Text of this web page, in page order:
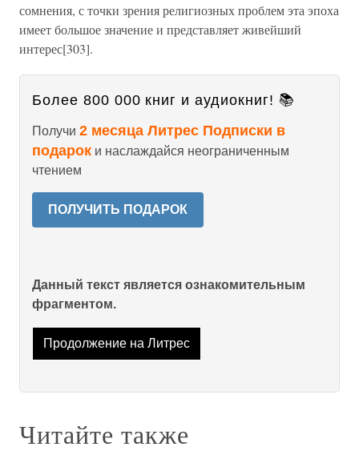
сомнения, с точки зрения религиозных проблем эта эпоха
имеет большое значение и представляет живейший
интерес[303].
Более 800 000 книг и аудиокниг! 📚
Получи 2 месяца Литрес Подписки в
подарок и наслаждайся неограниченным
чтением
ПОЛУЧИТЬ ПОДАРОК
Данный текст является ознакомительным
фрагментом.
Продолжение на Литрес
Читайте также